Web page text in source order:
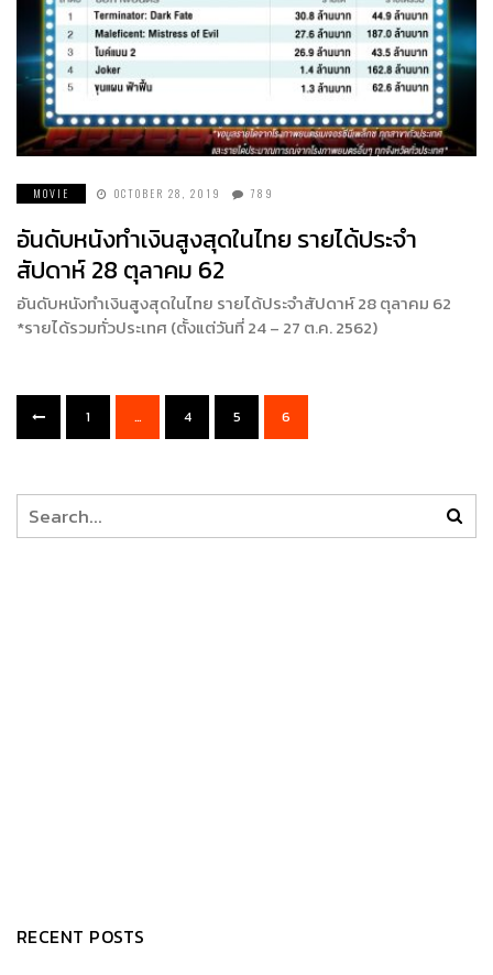
MOVIE OCTOBER 28, 2019 789
อันดับหนังทำเงินสูงสุดในไทย รายได้ประจำ
สัปดาห์ 28 ตุลาคม 62
อันดับหนังทำเงินสูงสุดในไทย รายได้ประจำสัปดาห์ 28 ตุลาคม 62
*รายได้รวมทั่วประเทศ (ตั้งแต่วันที่ 24 – 27 ต.ค. 2562)
1 … 4 5 6
RECENT POSTS